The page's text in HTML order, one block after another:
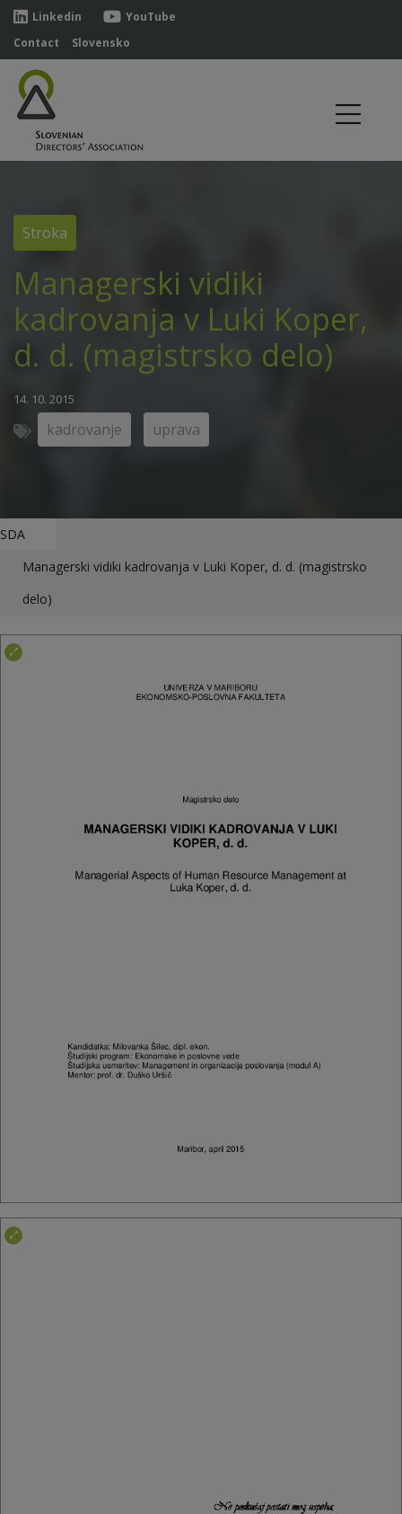
Linkedin
YouTube
Contact
Slovensko
Stroka
Managerski vidiki
kadrovanja v Luki Koper,
d. d. (magistrsko delo)
14. 10. 2015
kadrovanje uprava
SDA
Managerski vidiki kadrovanja v Luki Koper, d. d. (magistrsko
delo)